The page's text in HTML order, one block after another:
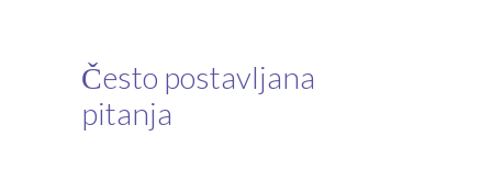
Često postavljana
pitanja